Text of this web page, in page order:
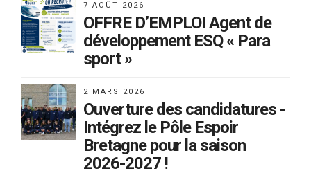
7 AOÛT 2026
OFFRE D’EMPLOI Agent de
développement ESQ « Para
sport »
2 MARS 2026
Ouverture des candidatures -
Intégrez le Pôle Espoir
Bretagne pour la saison
2026-2027 !